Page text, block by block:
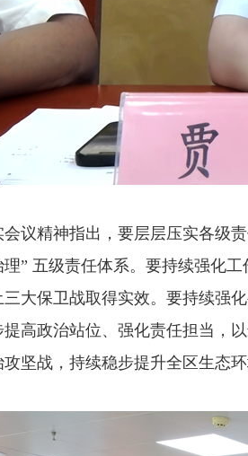
议精神指出，要层层压实各级
” 五级责任体系。要持续强化
大保卫战取得实效。要持续强
高政治站位、强化责任担当，
坚战，持续稳步提升全区生态